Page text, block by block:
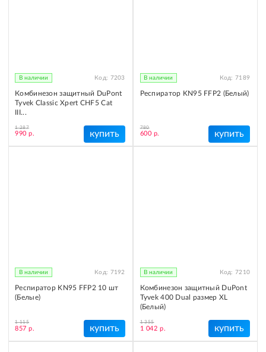
В наличии Код: 7203
Комбинезон защитный DuPont
Tyvek Classic Xpert CHF5 Cat
III...
1 287
990 р. купить
В наличии Код: 7189
Респиратор KN95 FFP2 (Белый)
780
600 р. купить
В наличии Код: 7192
Респиратор KN95 FFP2 10 шт
(Белые)
1 115
857 р. купить
В наличии Код: 7210
Комбинезон защитный DuPont
Tyvek 400 Dual размер XL
(Белый)
1 355
1 042 р. купить